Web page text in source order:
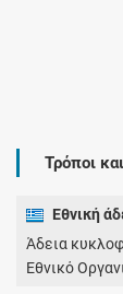
Τρόποι
Εθνική
Άδεια
Εθνικό